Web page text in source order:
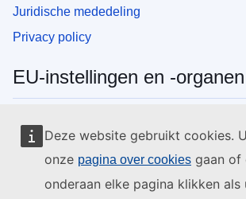
Deze website gebruikt cookies.
onze pagina over cookies gaan of
onderaan elke pagina klikken als
Juridische mededeling
Privacy policy
EU-instellingen en -organen